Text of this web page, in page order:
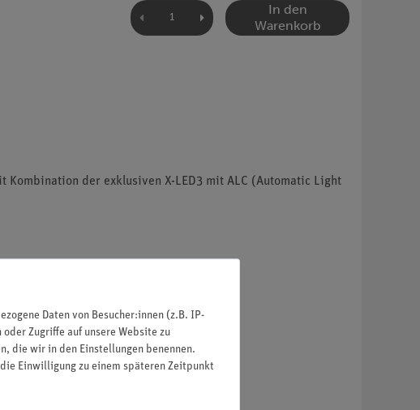
In den
Warenkorb
der exklusiven X-LED3 mit ALC (Automatic Light
Daten von Besucher:innen (z.B. IP-
Zugriffe auf unsere Website zu
die wir in den Einstellungen benennen.
Einwilligung zu einem späteren Zeitpunkt